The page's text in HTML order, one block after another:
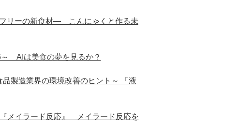
リーの新食材― こんにゃくと作る未
AIは美食の夢を見るか？
製造業界の環境改善のヒント～ 「液
メイラード反応』 メイラード反応を